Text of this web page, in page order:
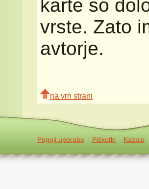
karte so
vrste. Zato
avtorje.
na vrh strani
Pogoji uporabe Piškotki Kazalo